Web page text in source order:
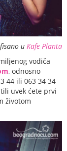
u Kafe Planta
vodiča
, odnosno
44 ili 063 34 34
uvek ćete prvi
životom